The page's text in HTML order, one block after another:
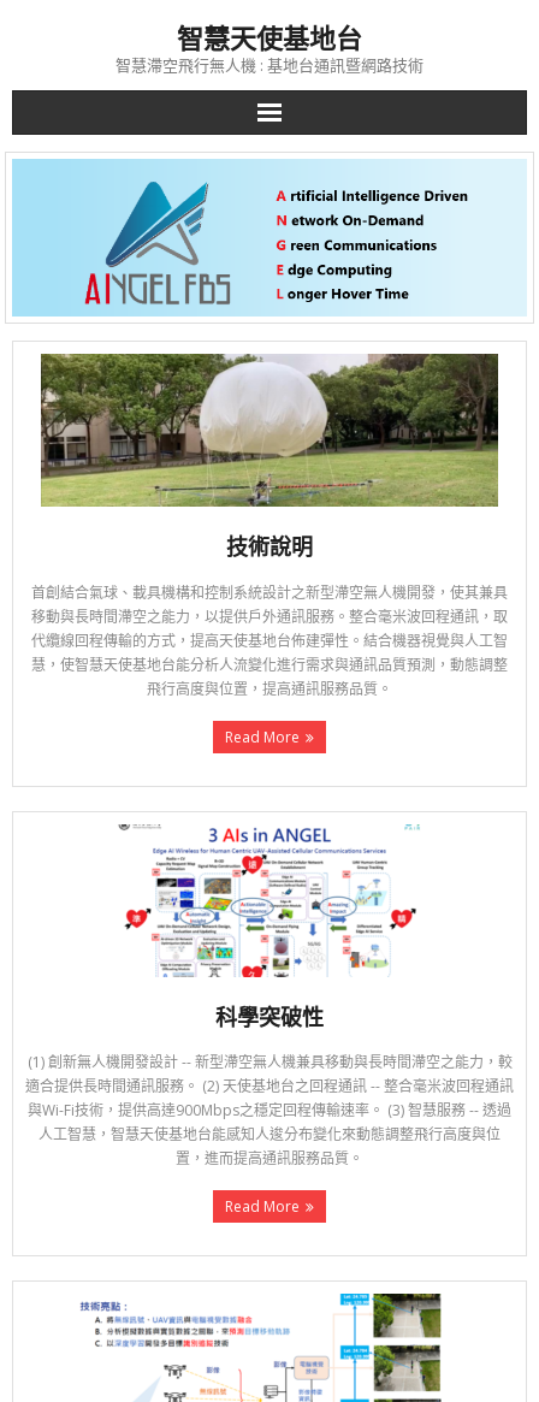
智慧天使基地台
智慧滯空飛行無人機 : 基地台通訊暨網路技術
技術說明
首創結合氣球、載具機構和控制系統設計之新型滯空無人機開發，使其兼具
移動與長時間滯空之能力，以提供戶外通訊服務。整合毫米波回程通訊，取
代纜線回程傳輸的方式，提高天使基地台佈建彈性。結合機器視覺與人工智
慧，使智慧天使基地台能分析人流變化進行需求與通訊品質預測，動態調整
飛行高度與位置，提高通訊服務品質。
Read More
科學突破性
(1) 創新無人機開發設計 -- 新型滯空無人機兼具移動與長時間滯空之能力，較
適合提供長時間通訊服務。 (2) 天使基地台之回程通訊 -- 整合毫米波回程通訊
與Wi-Fi技術，提供高達900Mbps之穩定回程傳輸速率。 (3) 智慧服務 -- 透過
人工智慧，智慧天使基地台能感知人逡分布變化來動態調整飛行高度與位
置，進而提高通訊服務品質。
Read More